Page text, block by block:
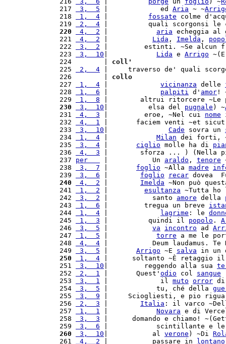
217
3,  5 |             ed Aria ~ ~
218
1,  4 fossate colme
219
2,  4 |          quali scorgonsi le
220
4,  2 aria echeggia
221
4,  2 Lida , Imelda ,
222
3,  2 |         estinti. ~Se alcun
223
3,  10 Lida e Arrigo
224        | coll'
225
2,  4 |     traverso de' quali
226        | collo
227
1,  4 vicinanza delle
228
1,  6 palpiti d' amor !
229
1,  8 |        altrui ritorcere ~Le
230
3,  10 |          elsa del pugnale ) ~
231
4,  3 |         eroe, ~Nel cui nome
232
4,  1 |       faciem venti ~et sicut
233
3,  10 Cade sovra un
234
1,  4 Milan dei forti,
235
3,  4 ciglio molle ha di
236
4,  3 |        sforza ... ) (Nella
237 per |           Un araldo , tenore
238
3,  7 foglio ~Alla madre
239
3,  6 foglio recar dovea
240
4,  2 Imelda ~Non può
241
1,  2 esultanza ~Tutta
242
3,  2 |           santo amore della
243
1,  6 |         tregua un breve
244
1,  4 lagrime : le
245
1,  3 |          quindi il popolo .
246
3,  5 va incontro ad
247
1,  5 torre a me le
248
4,  4 |           Deum laudamus. Te
249
3,  5 Arrigo ~E salva in un
250
1,  4 |      soltanto ~È retaggio
251
3,  10 |         reggendo alla sua
252
2,  1 |       Quest' odio col sangue
253
3,  1 |             il muto orror
254
3,  5 |            tu, ché della
255
3,  9 |     Sciogliesti, e pio
256
2,  3 Italia : il varco
257
1,  1 Novara e di
258
3,  3 |      domando e chiamo!
259
3,  6 |            scintillante e le
260
3,  10 |           al verone ) ~Di
261
4,  2 |           passare in lontano